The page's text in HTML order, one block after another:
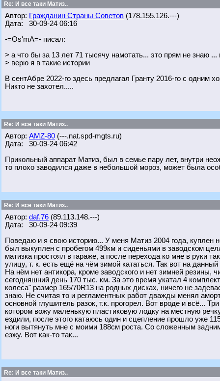
Re: И все таки Матиз..
Автор: Гражданин Страны Советов (178.155.126.---)
Дата: 30-09-24 06:16
-=Os'mA=- писал:
> а что бы за 13 лет 71 тысячу намотать... это прям не знаю ...
> верю я в такие истории
В сентАбре 2022-го здесь предлагал Гранту 2016-го с одним
Никто не захотел.....
Re: И все таки Матиз..
Автор: AMZ-80 (---.nat.spd-mgts.ru)
Дата: 30-09-24 06:42
Прикольный аппарат Матиз, был в семье пару лет, внутри
то плохо заводился даже в небольшой мороз, может была
Re: И все таки Матиз..
Автор: daf.76 (89.113.148.---)
Дата: 30-09-24 09:39
Поведаю и я свою историю... У меня Матиз 2004 года, куплен
был выкуплен с пробегом 499км и сиденьями в заводском
матизка простоял в гараже, а после перехода ко мне в руки
улицу, т. к. есть ещё на чём зимой кататься. Так вот на
На нём нет антикора, кроме заводского и нет зимней резины,
сегодняшний день 170 тыс. км. За это время укатал 4
колеса" размер 165/70R13 на родных дисках, ничего не
знаю. Не считая то и регламентных работ дважды менял
основной глушитель разок, т.к. прогорел. Вот вроде и всё...
котором вожу маленькую пластиковую лодку на местную
ездили, после этого катаюсь один и сцепление прошло уже
ноги вытянуть мне с моими 188см роста. Со сложенным
езжу. Вот как-то так...
Re: И все таки Матиз..